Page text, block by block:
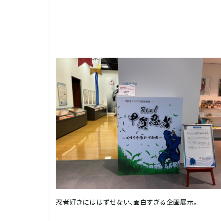
忍者好きにははずせない、面白すぎる企画展示。